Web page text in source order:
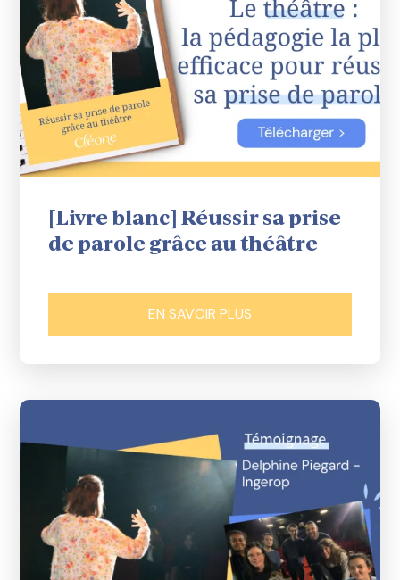
[Livre blanc] Réussir sa prise
de parole grâce au théâtre
EN SAVOIR PLUS